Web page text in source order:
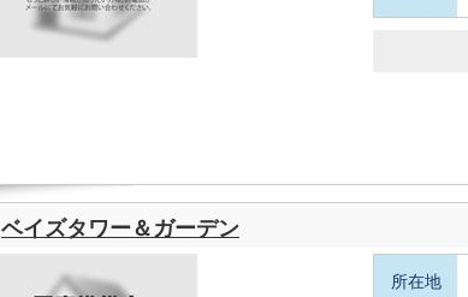
ベイズタワー＆ガーデン
所在地